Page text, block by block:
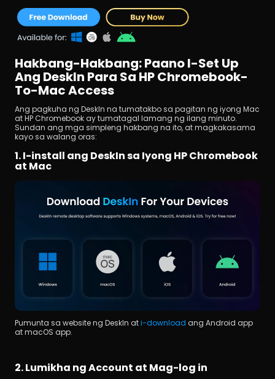
Hakbang-Hakbang: Paano I-Set Up
Ang DeskIn Para Sa HP Chromebook-
To-Mac Access
Ang pagkuha ng DeskIn na tumatakbo sa pagitan ng iyong Mac
at HP Chromebook ay tumatagal lamang ng ilang minuto.
Sundan ang mga simpleng hakbang na ito, at magkakasama
kayo sa walang oras:
1. I-install ang DeskIn sa Iyong HP Chromebook
at Mac
Pumunta sa website ng DeskIn at i-download ang Android app
at macOS app.
2. Lumikha ng Account at Mag-log in